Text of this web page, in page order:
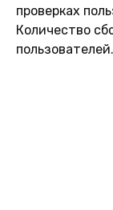
проверках
Количество
пользователей.